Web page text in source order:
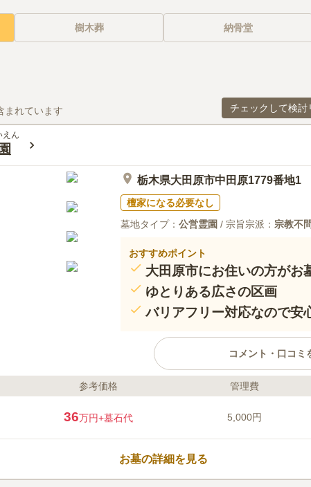
樹木葬 納骨堂
まれています チェックして検討
えん
栃木県大田原市中田原1779番地1
檀家になる必要なし
墓地タイプ： 公営霊園 / 宗旨宗派： 宗教不問
おすすめポイント
大田原市にお住いの方がお
ゆとりある広さの区画
バリアフリー対応なので安
コメント・口コミ
ライフドット編集部のコメント
当たりが良いので、うららかな
合うことができます。 区画はゆ
や親せきと一緒に眠れるのも嬉
憩所があるので、長時間滞在す
をお持ちの方でも安心です。
参考価格 管理費
36万円+墓石代 5,000円
お墓の詳細を見る